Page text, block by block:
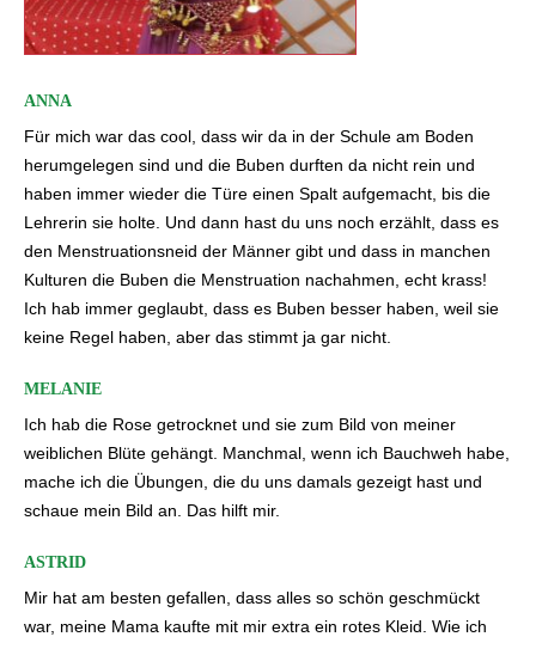
ANNA
Für mich war das cool, dass wir da in der Schule am Boden
herumgelegen sind und die Buben durften da nicht rein und
haben immer wieder die Türe einen Spalt aufgemacht, bis die
Lehrerin sie holte. Und dann hast du uns noch erzählt, dass es
den Menstruationsneid der Männer gibt und dass in manchen
Kulturen die Buben die Menstruation nachahmen, echt krass!
Ich hab immer geglaubt, dass es Buben besser haben, weil sie
keine Regel haben, aber das stimmt ja gar nicht.
MELANIE
Ich hab die Rose getrocknet und sie zum Bild von meiner
weiblichen Blüte gehängt. Manchmal, wenn ich Bauchweh habe,
mache ich die Übungen, die du uns damals gezeigt hast und
schaue mein Bild an. Das hilft mir.
ASTRID
Mir hat am besten gefallen, dass alles so schön geschmückt
war, meine Mama kaufte mit mir extra ein rotes Kleid. Wie ich